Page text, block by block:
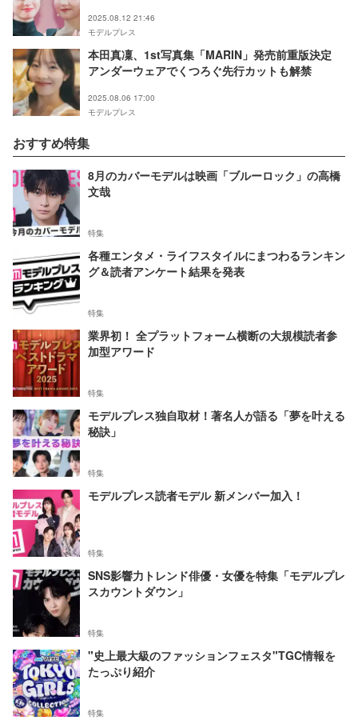
2025.08.12 21:46
モデルプレス
本田真凜、1st写真集「MARIN」発売前重版決定
アンダーウェアでくつろぐ先行カットも解禁
2025.08.06 17:00
モデルプレス
おすすめ特集
8月のカバーモデルは映画「ブルーロック」の高橋
文哉
特集
各種エンタメ・ライフスタイルにまつわるランキン
グ＆読者アンケート結果を発表
特集
業界初！ 全プラットフォーム横断の大規模読者参
加型アワード
特集
モデルプレス独自取材！著名人が語る「夢を叶える
秘訣」
特集
モデルプレス読者モデル 新メンバー加入！
特集
SNS影響力トレンド俳優・女優を特集「モデルプレ
スカウントダウン」
特集
"史上最大級のファッションフェスタ"TGC情報を
たっぷり紹介
特集